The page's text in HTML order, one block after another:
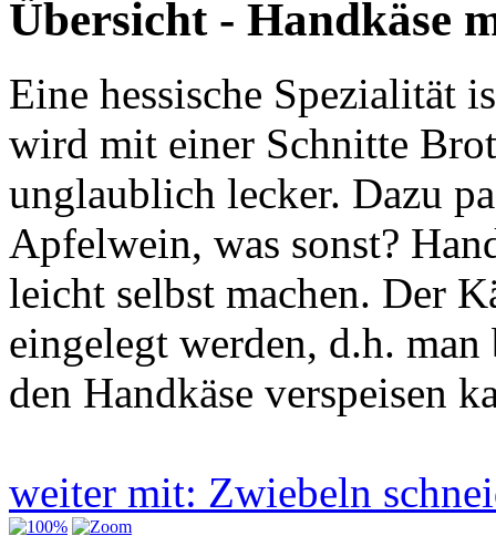
Übersicht - Handkäse
Eine hessische Spezialität
wird mit einer Schnitte
unglaublich lecker. Dazu
Apfelwein, was sonst?
leicht selbst machen. Der
eingelegt werden, d.h.
den Handkäse verspeisen
weiter mit: Zwiebeln